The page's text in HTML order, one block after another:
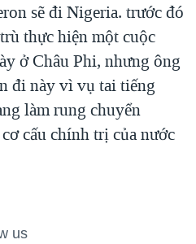
sẽ đi Nigeria. trước đó
thực hiện một cuộc
ở Châu Phi, nhưng ông
đi này vì vụ tai tiếng
làm rung chuyển
cấu chính trị của nước
us